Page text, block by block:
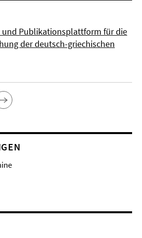
und Publikationsplattform für die
der deutsch-griechischen